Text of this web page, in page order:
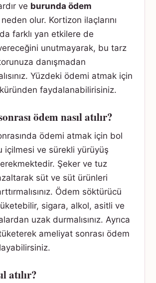
ve burunda ödem
olur. Kortizon ilaçlarını
farklı yan etkilere de
unutmayarak, bu tarz
danışmadan
Yüzdeki ödemi atmak için
faydalanabilirisiniz.
ödem nasıl atılır?
ödemi atmak için bol
içilmesi ve sürekli yürüyüş
Şeker ve tuz
süt ve süt ürünleri
Ödem söktürücü
sigara, alkol, asitli ve
uzak durmalısınız. Ayrıca
ameliyat sonrası ödem
atılır?